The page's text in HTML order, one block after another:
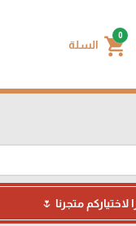
0
shopping_cart السلة
متجرنا 🌷